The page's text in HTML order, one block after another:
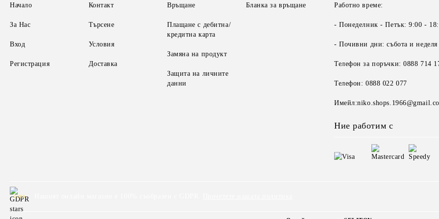
Начало
За Нас
Вход
Регистрация
Контакт
Търсене
Условия
Доставка
Връщане
Плащане с дебитна/
кредитна карта
Замяна на продукт
Защита на личните
данни
Бланка за връщане Работно време:
- Понеделник - Петък: 9:00 -
- Почивни дни: събота и неделя
Телефон за поръчки: 0888 714
Телефон: 0888 022 077
Ние работим с
GDPR